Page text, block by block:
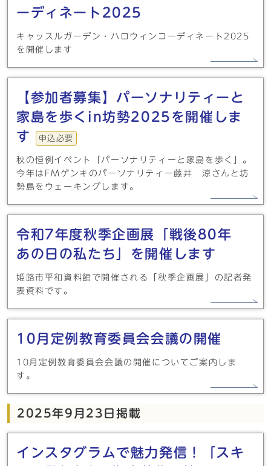
ーディネート2025
キャッスルガーデン・ハロウィンコーディネート2025
を開催します
【参加者募集】パーソナリティーと
家島を歩くin坊勢2025を開催しま
す
申込必要
秋の恒例イベント「パーソナリティーと家島を歩く」。
今年はFMゲンキのパーソナリティー藤井 涼さんと坊
勢島をウェーキングします。
令和7年度秋季企画展「戦後80年
あの日の私たち」を開催します
姫路市平和資料館で開催される「秋季企画展」の記者発
表資料です。
10月定例教育委員会会議の開催
10月定例教育委員会会議の開催についてご案内しま
す。
2025年9月23日掲載
インスタグラムで魅力発信！「スキ